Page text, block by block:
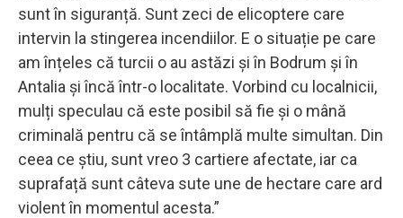
sunt în siguranță. Sunt zeci de elicoptere care
intervin la stingerea incendiilor. E o situație pe care
am înțeles că turcii o au astăzi și în Bodrum și în
Antalia și încă într-o localitate. Vorbind cu localnicii,
mulți speculau că este posibil să fie și o mână
criminală pentru că se întâmplă multe simultan. Din
ceea ce știu, sunt vreo 3 cartiere afectate, iar ca
suprafață sunt câteva sute une de hectare care ard
violent în momentul acesta.”